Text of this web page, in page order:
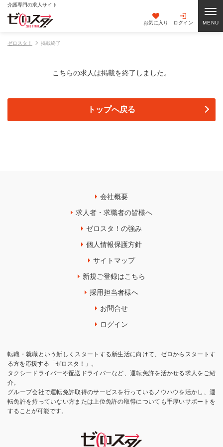
介護専門の求人サイト
お気に入り ログイン
ゼロスタ！ 掲載終了
こちらの求人は掲載を終了しました。
トップへ戻る
会社概要
求人者・求職者の皆様へ
ゼロスタ！の強み
個人情報保護方針
サイトマップ
新規ご登録はこちら
採用担当者様へ
お問合せ
ログイン
転職・就職という新しくスタートする新生活に向けて、ゼロからスタートす
る方を応援する「ゼロスタ！」。
タクシードライバーや配送ドライバーなど、運転免許を活かせる求人をご紹
介。
グループ会社で運転免許取得のサービスを行っているノウハウを活かし、運
転免許を持っていない方または上位免許の取得についても手厚いサポートを
することが可能です。